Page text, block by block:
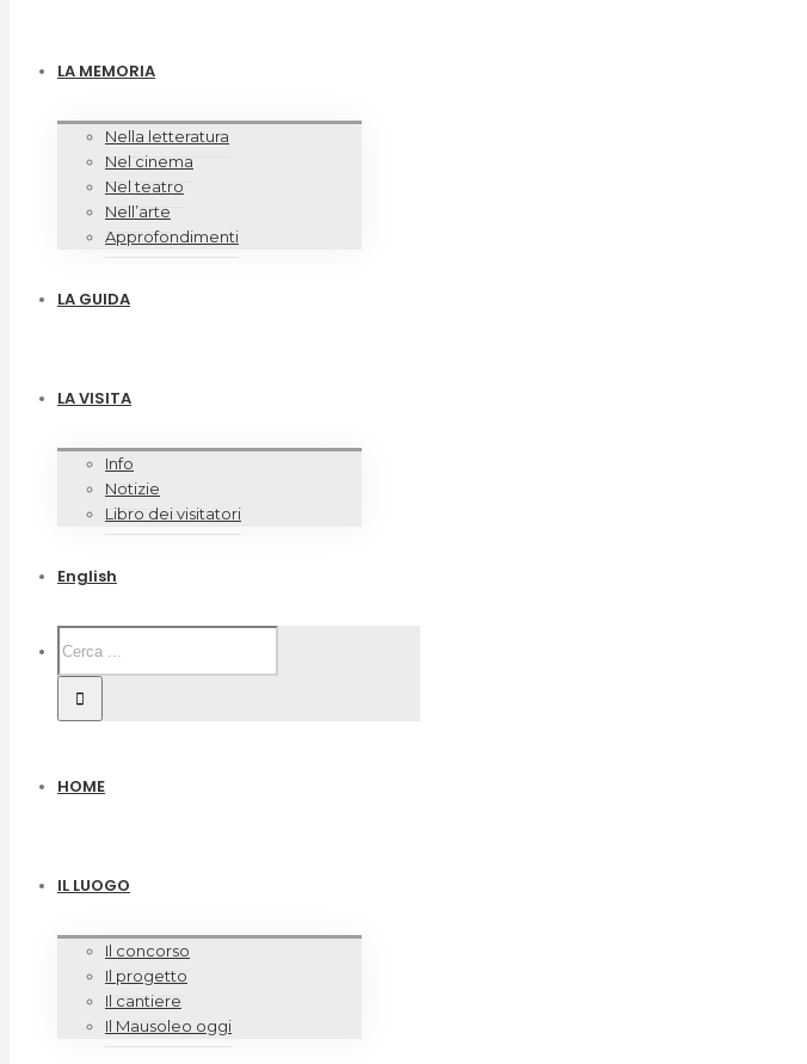
LA MEMORIA
Nella letteratura
Nel cinema
Nel teatro
Nell’arte
Approfondimenti
LA GUIDA
LA VISITA
Info
Notizie
Libro dei visitatori
English
HOME
IL LUOGO
Il concorso
Il progetto
Il cantiere
Il Mausoleo oggi